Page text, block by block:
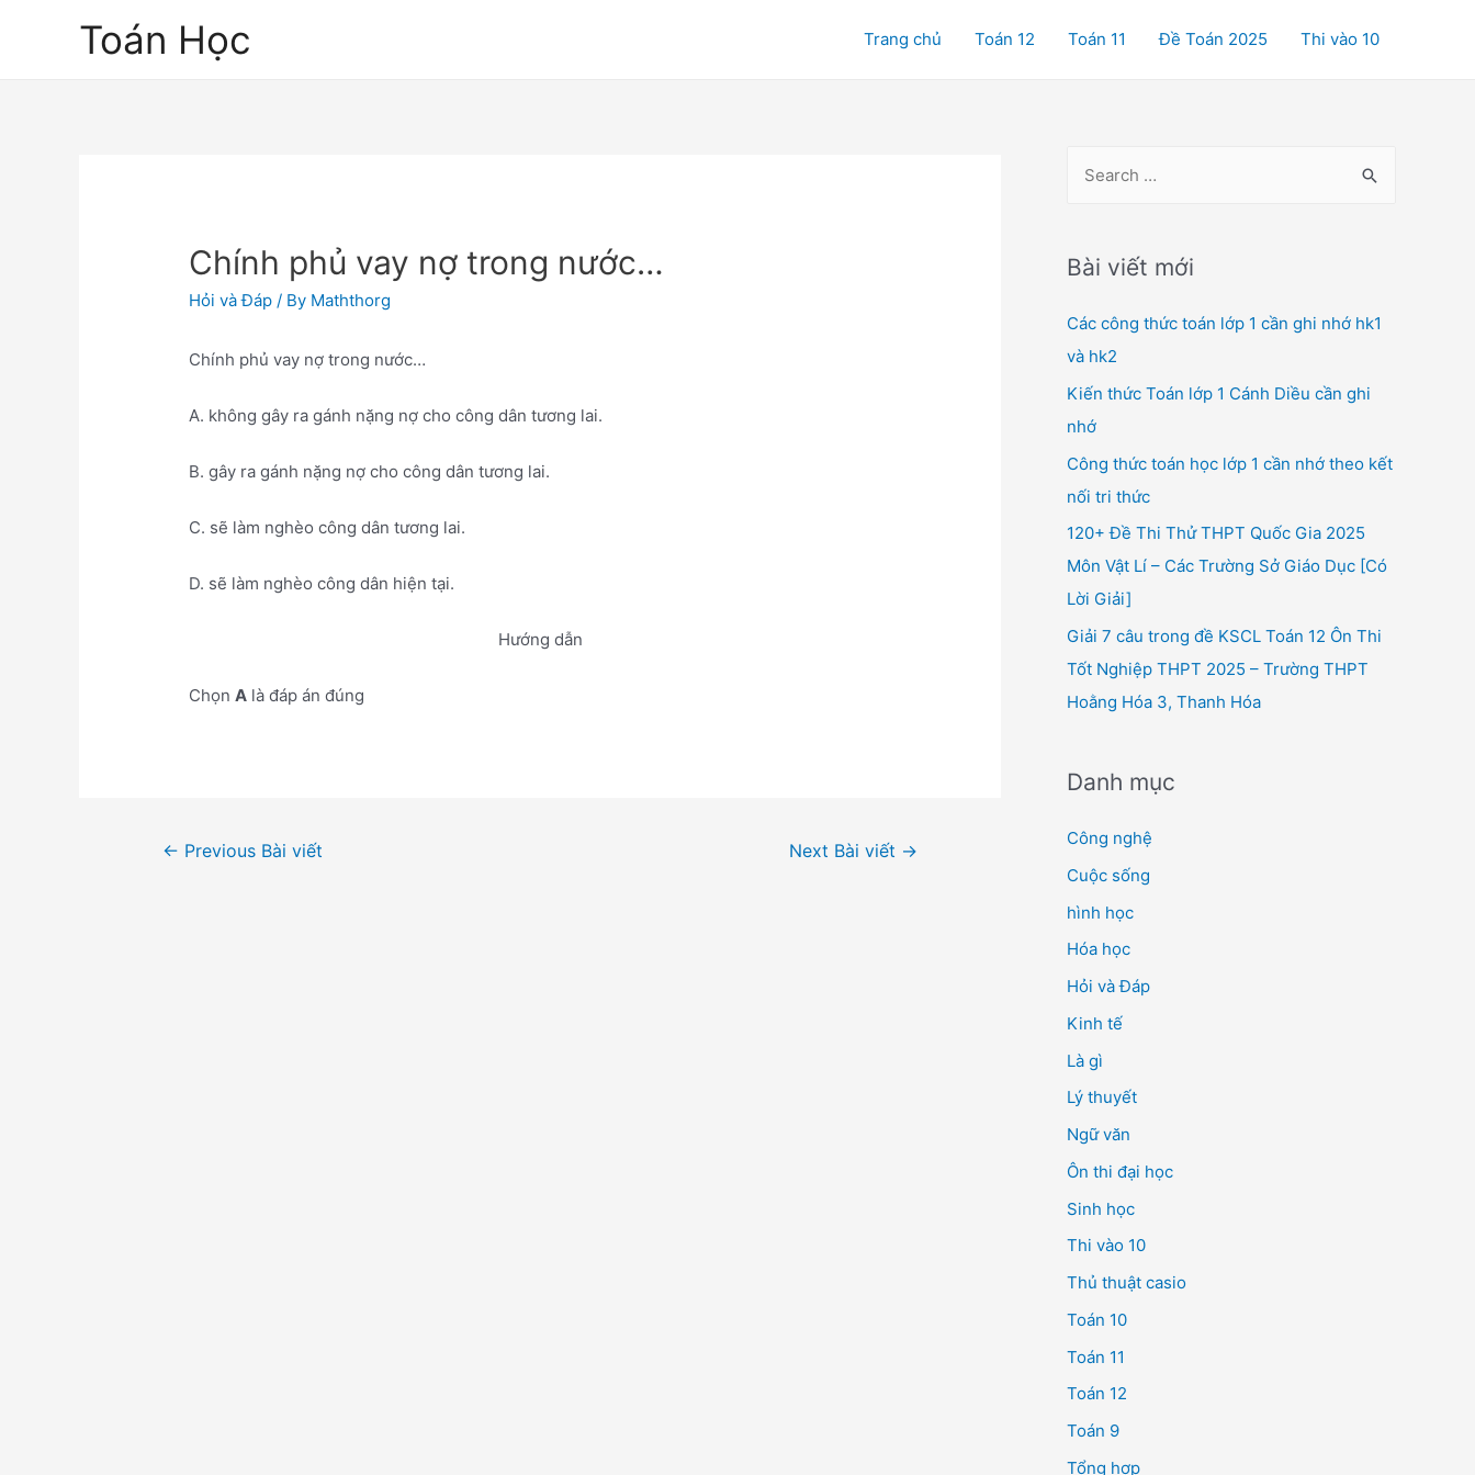
Toán Học Trang chủ Toán 12 Toán 11 Đề Toán 2025 Thi vào 10
Chính phủ vay nợ trong nước…
Hỏi và Đáp / By Maththorg
Chính phủ vay nợ trong nước…
A. không gây ra gánh nặng nợ cho công dân tương lai.
B. gây ra gánh nặng nợ cho công dân tương lai.
C. sẽ làm nghèo công dân tương lai.
D. sẽ làm nghèo công dân hiện tại.
Hướng dẫn
ChọnA là đáp án đúng
Điều← Previous Bài viết Next Bài viết →
r
h
f
o
r
:
Bài viết mới
Các công thức toán lớp 1 cần ghi nhớ hk1
và hk2
Kiến thức Toán lớp 1 Cánh Diều cần ghi
nhớ
Công thức toán học lớp 1 cần nhớ theo kết
nối tri thức
120+ Đề Thi Thử THPT Quốc Gia 2025
Môn Vật Lí – Các Trường Sở Giáo Dục [Có
Lời Giải]
Giải 7 câu trong đề KSCL Toán 12 Ôn Thi
Tốt Nghiệp THPT 2025 – Trường THPT
Hoằng Hóa 3, Thanh Hóa
Danh mục
Công nghệ
Cuộc sống
hình học
Hóa học
Hỏi và Đáp
Kinh tế
Là gì
Lý thuyết
Ngữ văn
Ôn thi đại học
Sinh học
Thi vào 10
Thủ thuật casio
Toán 10
Toán 11
Toán 12
Toán 9
Tổng hợp